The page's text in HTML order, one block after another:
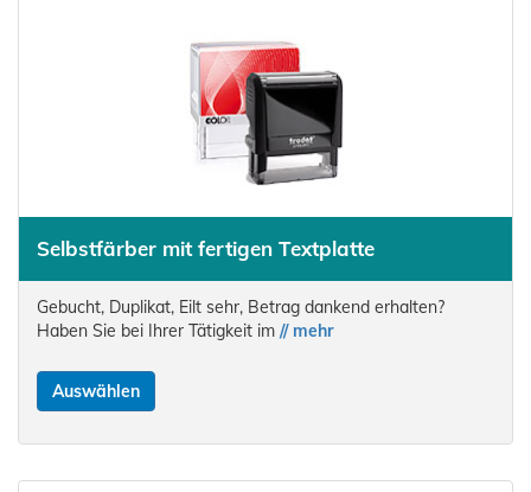
Selbstfärber mit fertigen Textplatte
Gebucht, Duplikat, Eilt sehr, Betrag dankend erhalten?
Haben Sie bei Ihrer Tätigkeit im // mehr
Auswählen